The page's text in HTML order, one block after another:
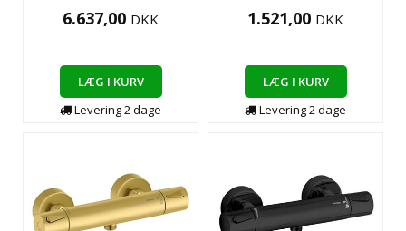
6.637,00 DKK
LÆG I KURV
Levering2dage
1.521,00 DKK
LÆG I KURV
Levering2dage